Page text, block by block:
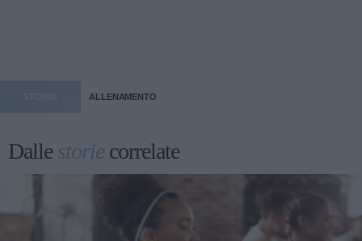
ALLENAMENTO
Dallestorie correlate